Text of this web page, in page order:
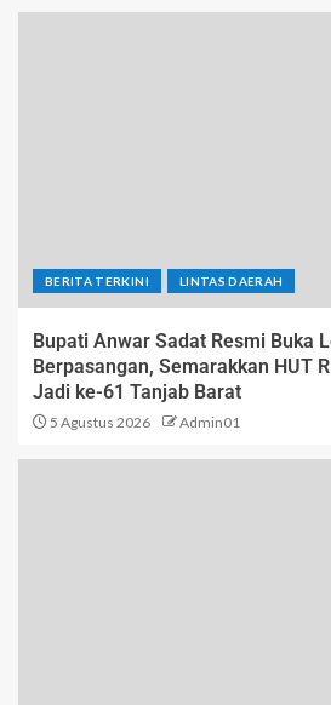
BERITA TERKINI LINTAS DAERAH
Bupati Anwar Sadat Resmi Buka
Berpasangan, Semarakkan HUT
Jadi ke-61 Tanjab Barat
5 Agustus 2026 Admin01